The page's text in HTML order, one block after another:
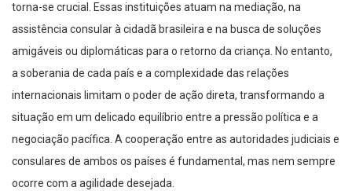
torna-se crucial. Essas instituições atuam na mediação, na
assistência consular à cidadã brasileira e na busca de soluções
amigáveis ou diplomáticas para o retorno da criança. No entanto,
a soberania de cada país e a complexidade das relações
internacionais limitam o poder de ação direta, transformando a
situação em um delicado equilíbrio entre a pressão política e a
negociação pacífica. A cooperação entre as autoridades judiciais e
consulares de ambos os países é fundamental, mas nem sempre
ocorre com a agilidade desejada.